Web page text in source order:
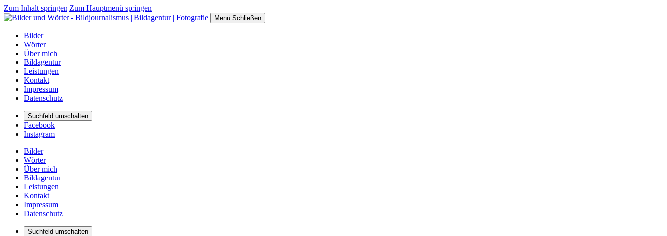
Zum Inhalt springen Zum Hauptmenü springen
Menü Schließen
Bilder
Wörter
Über mich
Bildagentur
Leistungen
Kontakt
Impressum
Datenschutz
Suchfeld umschalten
Facebook
Instagram
Bilder
Wörter
Über mich
Bildagentur
Leistungen
Kontakt
Impressum
Datenschutz
Suchfeld umschalten